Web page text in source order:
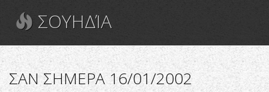
ΣΟΥΗΔΊΑ
ΣΑΝ ΣΗΜΕΡΑ 16/01/2002